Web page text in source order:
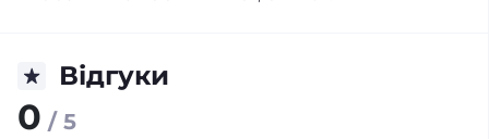
Відгуки
0 / 5